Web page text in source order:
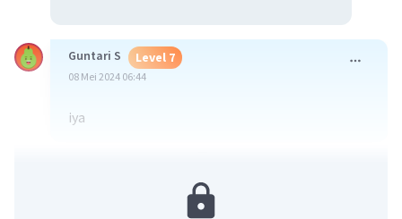
Guntari S Level 7
08 Mei 2024 06:44
iya